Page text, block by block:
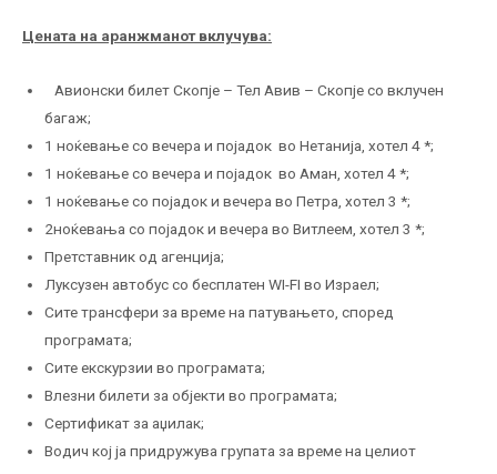
Цената на аранжманот вклучува:
Авионски билет Скопје – Тел Авив – Скопје со вклучен
багаж;
1 ноќевањe со вечера и појадок во Нетанија, хотел 4 *;
1 ноќевањe со вечера и појадок во Аман, хотел 4 *;
1 ноќевање со појадок и вечера во Петра, хотел 3 *;
2ноќевања со појадок и вечера во Витлеем, хотел 3 *;
Претставник од агенција;
Луксузен автобус со бесплатен WI-FI во Израел;
Сите трансфери за време на патувањето, според
програмата;
Сите екскурзии во програмата;
Влезни билети за објекти во програмата;
Сертификат за аџилак;
Водич кој ја придружува групата за време на целиот